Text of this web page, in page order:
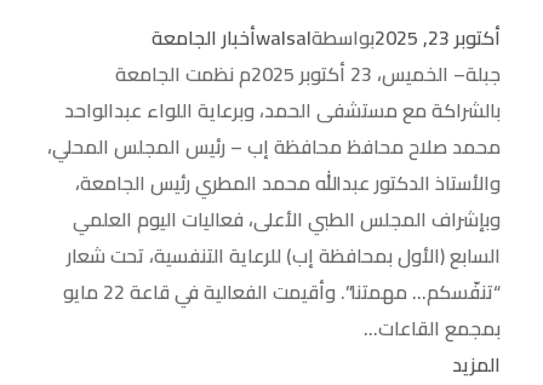
أكتوبر 23, 2025 بواسطةwalsalأخبار الجامعة
جبلة– الخميس، 23 أكتوبر 2025م نظمت الجامعة
بالشراكة مع مستشفى الحمد، وبرعاية اللواء عبدالواحد
محمد صلاح محافظ محافظة إب – رئيس المجلس المحلي،
والأستاذ الدكتور عبدالله محمد المطري رئيس الجامعة،
وبإشراف المجلس الطبي الأعلى، فعاليات اليوم العلمي
السابع (الأول بمحافظة إب) للرعاية التنفسية، تحت شعار
“تنفّسكم… مهمتنا”. وأقيمت الفعالية في قاعة 22 مايو
بمجمع القاعات...
المزيد